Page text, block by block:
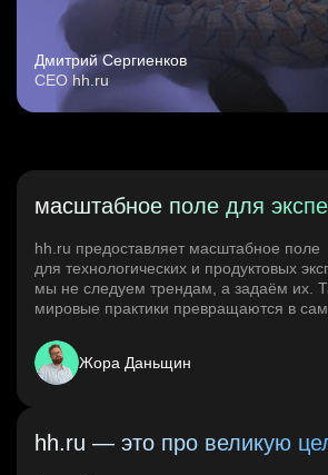
Дмитрий Сергиенков
CEO hh.ru
масштабное поле для
hh.ru предоставляет масштабное поле
для технологических и продуктовых
мы не следуем трендам, а задаём их.
мировые практики превращаются в
Жора Даньщин
hh.ru — это про великую